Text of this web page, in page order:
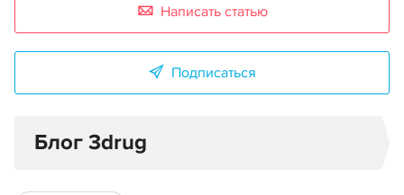
Написать статью
Подписаться
Блог 3drug